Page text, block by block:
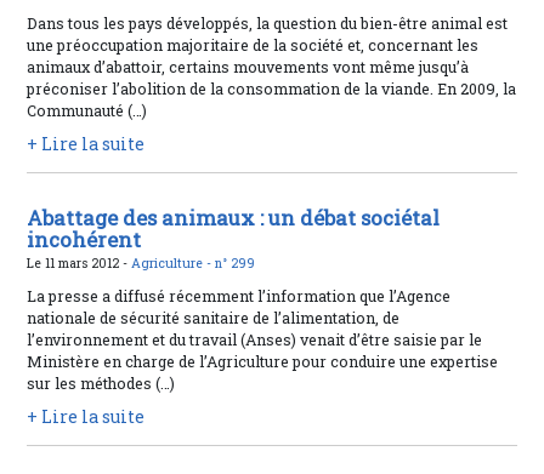
Dans tous les pays développés, la question du bien-être animal est
une préoccupation majoritaire de la société et, concernant les
animaux d’abattoir, certains mouvements vont même jusqu’à
préconiser l’abolition de la consommation de la viande. En 2009, la
Communauté (…)
+ Lire la suite
Abattage des animaux : un débat sociétal
incohérent
Le 11 mars 2012 -Agriculture -n° 299
La presse a diffusé récemment l’information que l’Agence
nationale de sécurité sanitaire de l’alimentation, de
l’environnement et du travail (Anses) venait d’être saisie par le
Ministère en charge de l’Agriculture pour conduire une expertise
sur les méthodes (…)
+ Lire la suite